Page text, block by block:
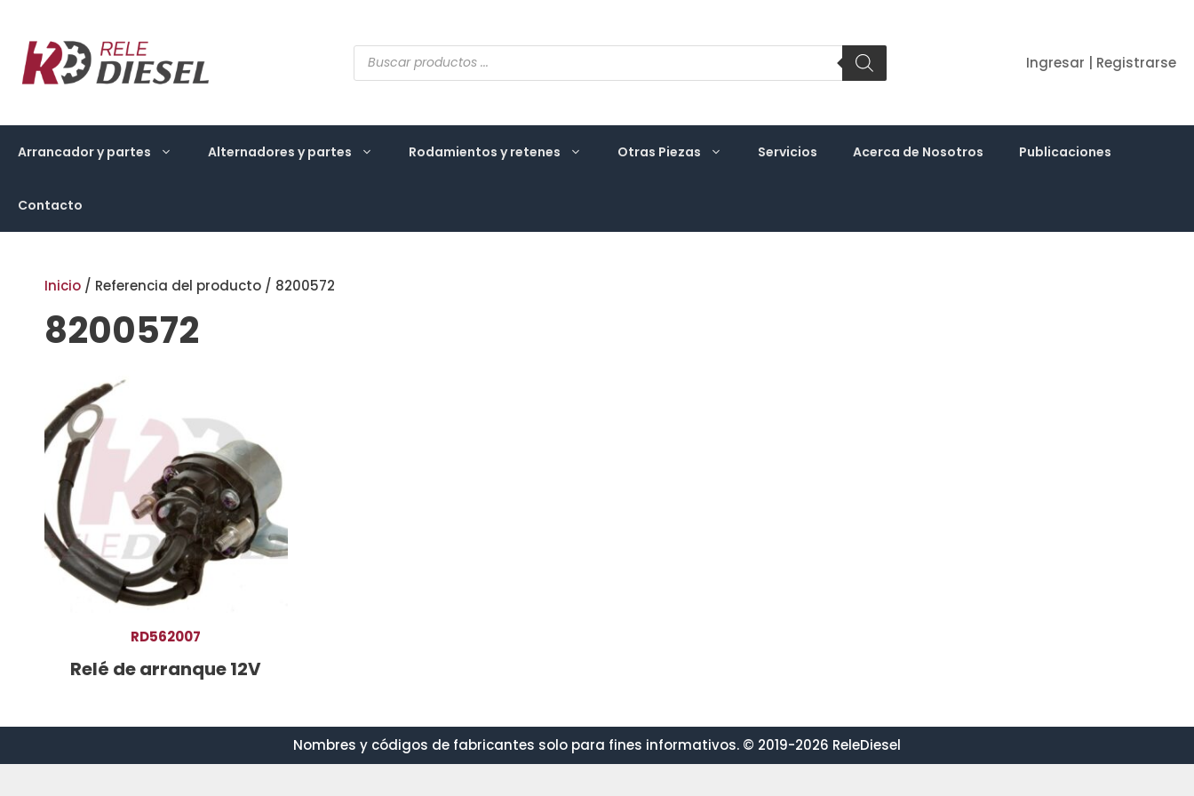
contenido
Búsqueda
de
productos
Ingresar | Registrarse
Arrancador y partes Alternadores y partes Rodamientos y retenes Otras Piezas Servicios Acerca de Nosotros Publicaciones
Contacto
Inicio / Referencia del producto / 8200572
8200572
RD562007
Relé de arranque 12V
Nombres y códigos de fabricantes solo para fines informativos. © 2019-2026 ReleDiesel